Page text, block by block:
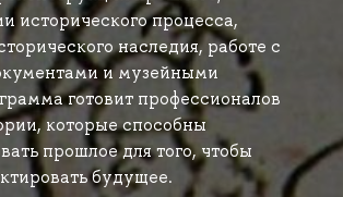
исторического процесса,
наследия, работе с
и музейными
готовит профессионалов
которые способны
прошлое для того, чтобы
будущее.